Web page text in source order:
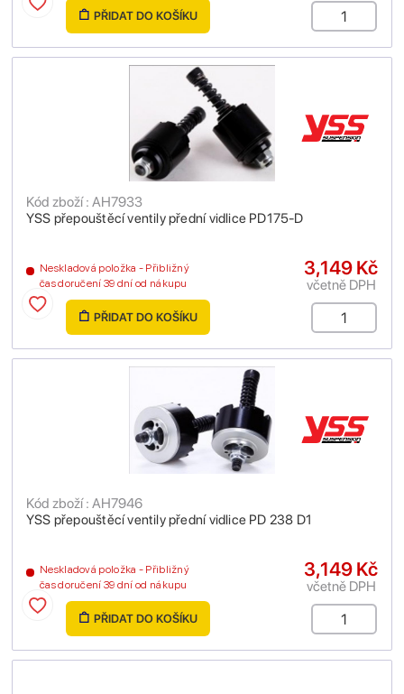
PŘIDAT DO KOŠÍKU
YSS přepouštěcí ventily přední vidlice PD175-D
Kód zboží : AH7933
Neskladová položka - Přibližný
čas doručení 39 dní od nákupu
3,149 Kč
včetně DPH
PŘIDAT DO KOŠÍKU
YSS přepouštěcí ventily přední vidlice PD 238 D1
Kód zboží : AH7946
Neskladová položka - Přibližný
čas doručení 39 dní od nákupu
3,149 Kč
včetně DPH
PŘIDAT DO KOŠÍKU